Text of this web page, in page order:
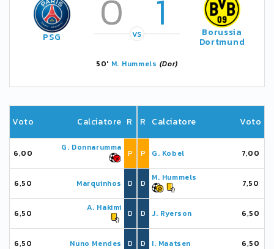
PSG 0 1
VS Borussia
Dortmund
50' M. Hummels (Dor)
Voto Calciatore R
6,00
G. Donnarumma
P
6,50 Marquinhos D
6,50
A. Hakimi
D
6,50 Nuno Mendes D
R Calciatore Voto
P G. Kobel 7,00
D
M. Hummels
7,50
D J. Ryerson 6,50
D I. Maatsen 6,50